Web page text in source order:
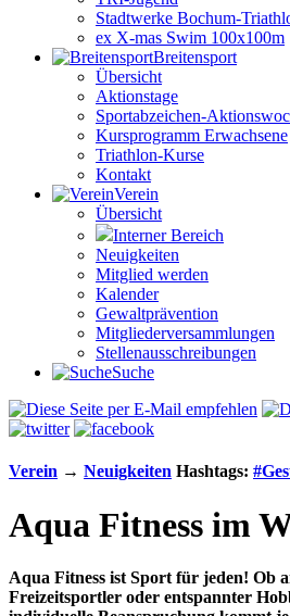
Stadtwerke Bochum-
ex X-mas Swim 100x100m
Breiten­sport
Übersicht
Aktionstage
Sportabzeichen-
Kursprogramm Erwachsene
Triathlon-Kurse
Kontakt
Verein
Übersicht
Interner Bereich
Neuigkeiten
Mitglied werden
Kalender
Gewaltprävention
Mitglieder­versammlungen
Stellen­aus­schrei­bungen
Suche
Verein → Neuigkeiten Hashtags: #
Aqua Fitness im
Aqua Fitness ist Sport für jeden! Ob
Freizeitsportler oder entspannter